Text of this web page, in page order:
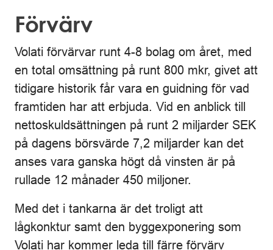
Förvärv
Volati förvärvar runt 4-8 bolag om året, med
en total omsättning på runt 800 mkr, givet att
tidigare historik får vara en guidning för vad
framtiden har att erbjuda. Vid en anblick till
nettoskuldsättningen på runt 2 miljarder SEK
på dagens börsvärde 7,2 miljarder kan det
anses vara ganska högt då vinsten är på
rullade 12 månader 450 miljoner.
Med det i tankarna är det troligt att
lågkonktur samt den byggexponering som
Volati har kommer leda till färre förvärv